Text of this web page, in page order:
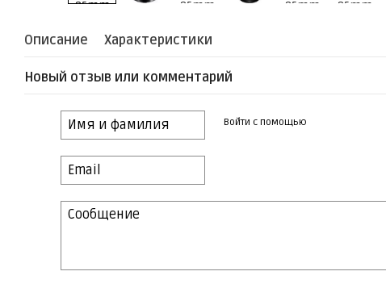
Описание Характеристики
Новый отзыв или комментарий
Войти с помощью